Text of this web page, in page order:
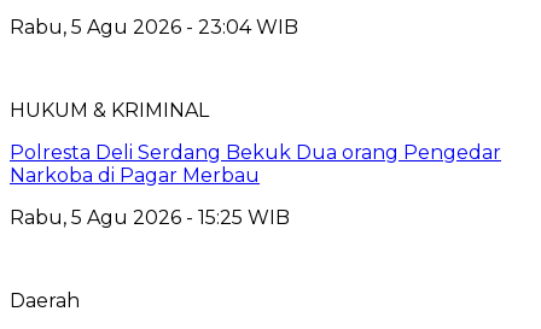
Rabu, 5 Agu 2026 - 23:04 WIB
HUKUM & KRIMINAL
Polresta Deli Serdang Bekuk Dua orang Pengedar
Narkoba di Pagar Merbau
Rabu, 5 Agu 2026 - 15:25 WIB
Daerah